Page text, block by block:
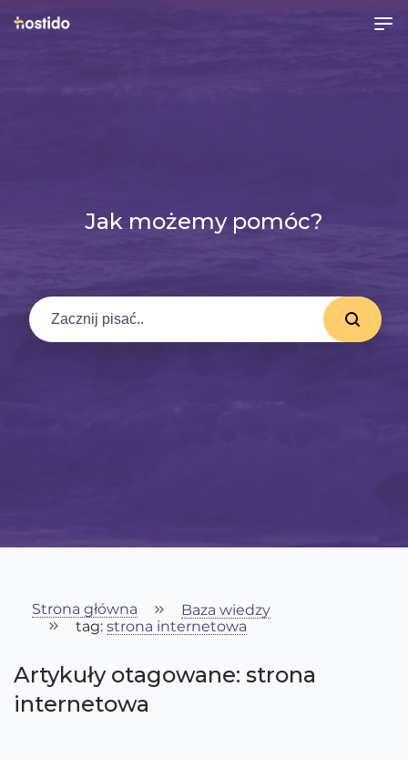
Jak możemy pomóc?
Strona główna
Baza wiedzy
tag: strona internetowa
Artykuły otagowane: strona
internetowa